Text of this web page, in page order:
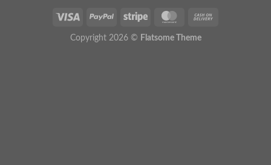
Copyright 2026 © Flatsome Theme